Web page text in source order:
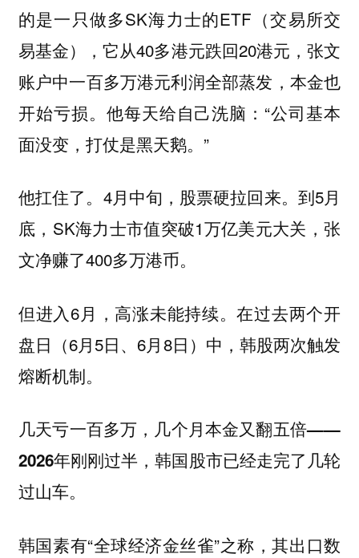
的是一只做多SK海力士的ETF（交易所交
易基金），它从40多港元跌回20港元，张文
账户中一百多万港元利润全部蒸发，本金也
开始亏损。他每天给自己洗脑：“公司基本
面没变，打仗是黑天鹅。”
他扛住了。4月中旬，股票硬拉回来。到5月
底，SK海力士市值突破1万亿美元大关，张
文净赚了400多万港币。
但进入6月，高涨未能持续。在过去两个开
盘日（6月5日、6月8日）中，韩股两次触发
熔断机制。
几天亏一百多万，几个月本金又翻五倍——
2026年刚刚过半，韩国股市已经走完了几轮
过山车。
韩国素有“全球经济金丝雀”之称，其出口数